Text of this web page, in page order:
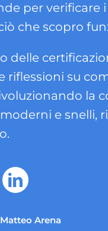
per verificare
che scopro
riflessioni su
la
e snelli,
Arena